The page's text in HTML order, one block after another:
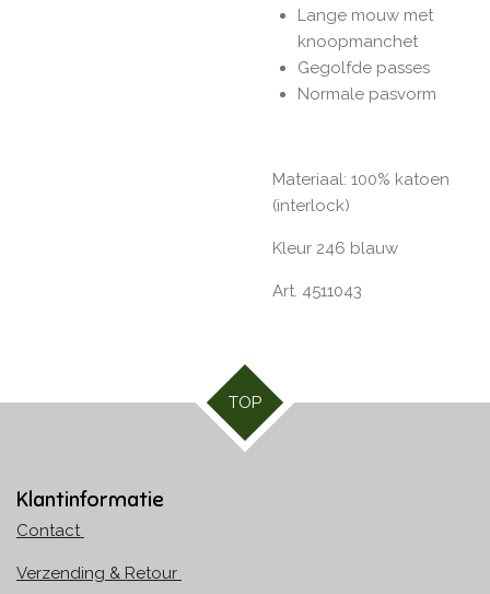
Lange mouw met
knoopmanchet
Gegolfde passes
Normale pasvorm
Materiaal: 100% katoen
(interlock)
Kleur 246 blauw
Art. 4511043
TOP
Klantinformatie
Contact
Verzending & Retour